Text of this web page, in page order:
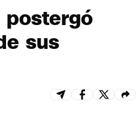
postergó
sus